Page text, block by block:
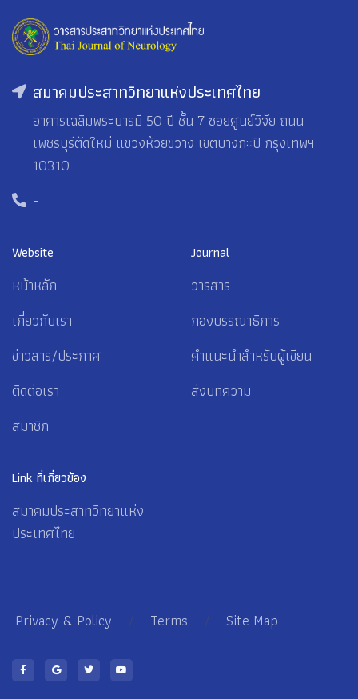
สมาคมประสาทวิทยาแห่งประเทศไทย
อาคารเฉลิมพระบารมี 50 ปี ชั้น 7 ซอยศูนย์วิจัย ถนน
เพชรบุรีตัดใหม่ แขวงห้วยขวาง เขตบางกะปิ กรุงเทพฯ
10310
-
Website
หน้าหลัก
เกี่ยวกับเรา
ข่าวสาร/ประกาศ
ติดต่อเรา
สมาชิก
Journal
วารสาร
กองบรรณาธิการ
คำแนะนำสำหรับผู้เขียน
ส่งบทความ
Link ที่เกี่ยวข้อง
สมาคมประสาทวิทยาแห่ง
ประเทศไทย
Privacy & Policy / Terms / Site Map